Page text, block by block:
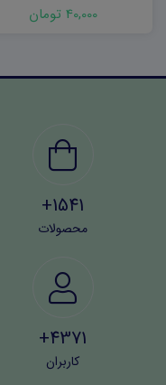
(نوبت دوم) ۱۴۰۳
40,000 تومان
1541+
محصولات
4371+
کاربران